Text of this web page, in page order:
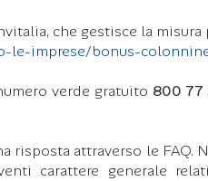
che gestisce la
le-imprese/bonus-
verde gratuito 800 77
attraverso le FAQ.
carattere generale